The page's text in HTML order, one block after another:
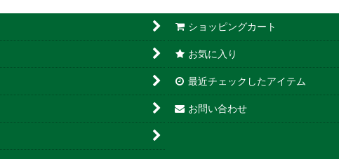
ショッピングカート
お気に入り
最近チェックしたアイテム
お問い合わせ